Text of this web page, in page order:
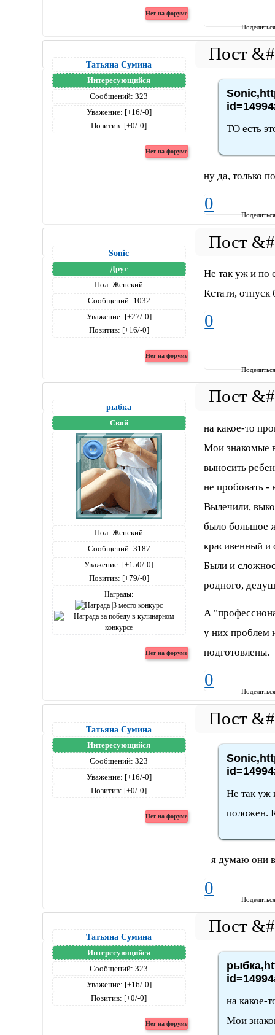
Татьяна Сумина
Интересующийся
Сообщений: 323
Уважение: [+16/-0]
Позитив: [+0/-0] ТО есть
ну да, только
0
Sonic
Друг
Пол: Женский
Сообщений: 1032
Уважение: [+27/-0]
Позитив: [+16/-0]
Не так уж и по
Кстати, отпуск
0
рыбка
Свой
Пол: Женский
Сообщений: 3187
Уважение: [+150/-0]
Позитив: [+79/-0]
Награды:
на какое-то
Мои знакомые
выносить
не пробовать -
Вылечили,
было большое
красивенный
Были и
родного,
А
у них проблем
подготовлены.
0
Татьяна Сумина
Интересующийся
Сообщений: 323
Уважение: [+16/-0]
Позитив: [+0/-0]
Не так уж
положен.
я думаю они
0
Татьяна Сумина
Интересующийся
Сообщений: 323
Уважение: [+16/-0]
Позитив: [+0/-0]
на какое-
Мои